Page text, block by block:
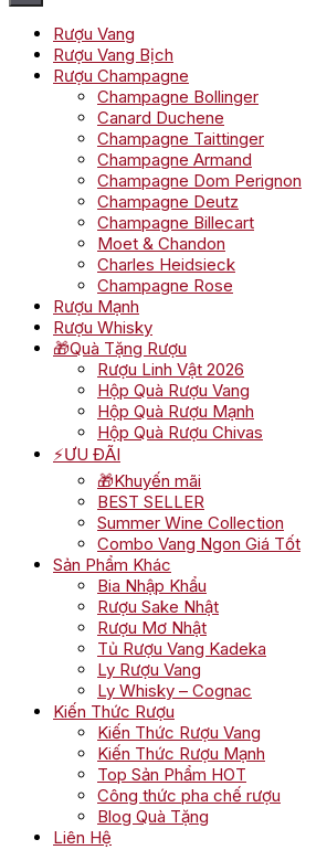
Rượu Vang
Rượu Vang Bịch
Rượu Champagne
Champagne Bollinger
Canard Duchene
Champagne Taittinger
Champagne Armand
Champagne Dom Perignon
Champagne Deutz
Champagne Billecart
Moet & Chandon
Charles Heidsieck
Champagne Rose
Rượu Mạnh
Rượu Whisky
🎁Quà Tặng Rượu
Rượu Linh Vật 2026
Hộp Quà Rượu Vang
Hộp Quà Rượu Mạnh
Hộp Quà Rượu Chivas
⚡ƯU ĐÃI
🎁Khuyến mãi
BEST SELLER
Summer Wine Collection
Combo Vang Ngon Giá Tốt
Sản Phẩm Khác
Bia Nhập Khẩu
Rượu Sake Nhật
Rượu Mơ Nhật
Tủ Rượu Vang Kadeka
Ly Rượu Vang
Ly Whisky – Cognac
Kiến Thức Rượu
Kiến Thức Rượu Vang
Kiến Thức Rượu Mạnh
Top Sản Phẩm HOT
Công thức pha chế rượu
Blog Quà Tặng
Liên Hệ